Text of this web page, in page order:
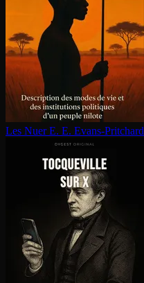
Les Nuer E. E. Evans-Pritchard